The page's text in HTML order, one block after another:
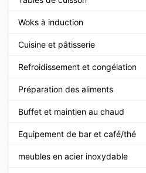
Woks à induction
Cuisine et pâtisserie
Refroidissement et congélation
Préparation des aliments
Buffet et maintien au chaud
Equipement de bar et café/thé
meubles en acier inoxydable